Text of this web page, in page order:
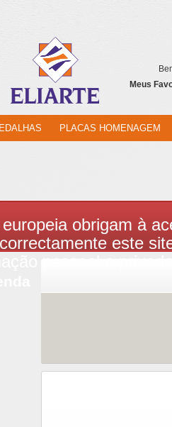
Meus
PLACAS HOMENAGEM
obrigam à
este